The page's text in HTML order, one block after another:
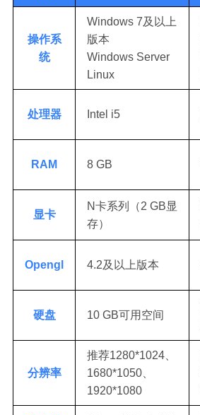
操作系
统
Windows 7及以上
版本
Windows Server
Linux
处理器 Intel i5
RAM 8 GB
显卡
N卡系列（2 GB显
存）
Opengl 4.2及以上版本
硬盘 10 GB可用空间
分辨率
推荐1280*1024、
1680*1050、
1920*1080